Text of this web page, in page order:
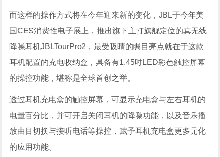
而这样的操作方式将在今年迎来新的变化，JBL于今年美
国CES消费性电子展上，推出旗下主打旗舰定位的真无线
降噪耳机JBLTourPro2，最受吸睛的瞩目亮点就在于这款
耳机配置的充电收纳盒，具备有1.45吋LED彩色触控屏幕
的操控功能，堪称是全球首创之举。
透过耳机充电盒的触控屏幕，可显示充电盒与左右耳机的
电量百分比，并可开启关闭耳机的降噪功能，以及音乐播
放曲目切换与接听电话等操控，赋予耳机充电盒更多元化
的应用功能。